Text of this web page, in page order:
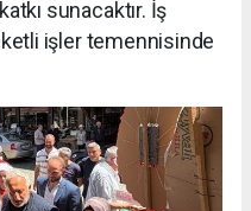
sunacaktır. İş
işler temennisinde